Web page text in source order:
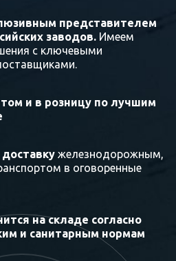
представителем
заводов. Имеем
с ключевыми
и в розницу по лучшим
железнодорожным,
в оговоренные
на складе согласно
и санитарным нормам